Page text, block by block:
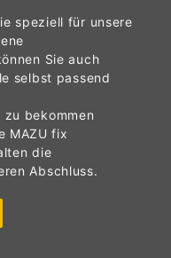
speziell für unsere
Sie auch
selbst passend
bekommen
MAZU fix
die
Abschluss.